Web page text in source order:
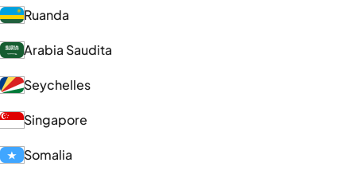
Ruanda
Arabia Saudita
Seychelles
Singapore
Somalia